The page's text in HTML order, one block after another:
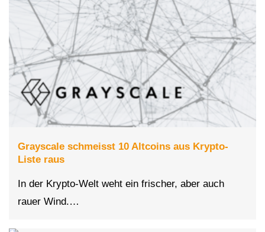
Grayscale schmeisst 10 Altcoins aus Krypto-
Liste raus
In der Krypto-Welt weht ein frischer, aber auch
rauer Wind.…